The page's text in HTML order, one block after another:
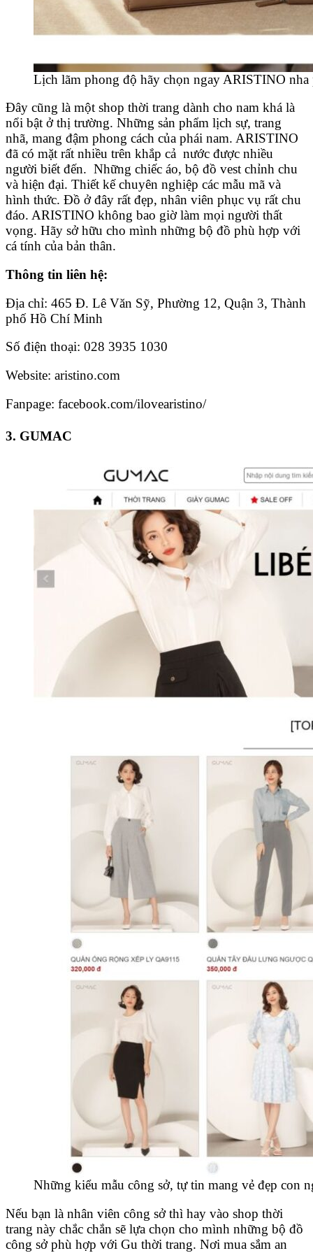
Lịch lãm phong độ hãy chọn ngay ARISTINO nha
Đây cũng là một shop thời trang dành cho nam khá là
nổi bật ở thị trường. Những sản phẩm lịch sự, trang
nhã, mang đậm phong cách của phái nam. ARISTINO
đã có mặt rất nhiều trên khắp cả nước được nhiều
người biết đến. Những chiếc áo, bộ đồ vest chỉnh chu
và hiện đại. Thiết kế chuyên nghiệp các mẫu mã và
hình thức. Đồ ở đây rất đẹp, nhân viên phục vụ rất chu
đáo. ARISTINO không bao giờ làm mọi người thất
vọng. Hãy sở hữu cho mình những bộ đồ phù hợp với
cá tính của bản thân.
Thông tin liên hệ:
Địa chỉ: 465 Đ. Lê Văn Sỹ, Phường 12, Quận 3, Thành
phố Hồ Chí Minh
Số điện thoại: 028 3935 1030
Website: aristino.com
Fanpage: facebook.com/ilovearistino/
3. GUMAC
Những kiểu mẫu công sở, tự tin mang vẻ đẹp con
Nếu bạn là nhân viên công sở thì hay vào shop thời
trang này chắc chắn sẽ lựa chọn cho mình những bộ đồ
công sở phù hợp với Gu thời trang. Nơi mua sắm an